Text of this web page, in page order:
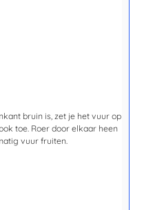
bruin is, zet je het vuur op
toe. Roer door elkaar heen
vuur fruiten.